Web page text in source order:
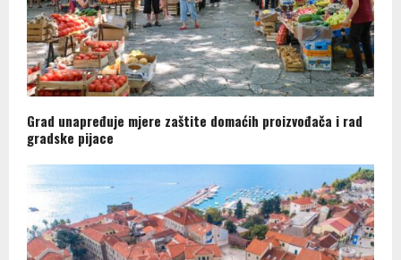
Grad unapređuje mjere zaštite domaćih proizvođača i rad
gradske pijace